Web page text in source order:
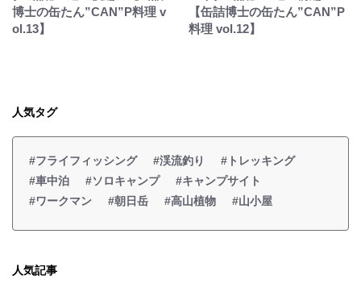
博士の缶たん”CAN”P料理 v
ol.13】
【缶詰博士の缶たん”CAN”P
料理 vol.12】
人気タグ
#フライフィッシング #渓流釣り
#トレッキング
#車中泊
#ソロキャンプ
#キャンプサイト
#ワークマン
#朝日岳 #高山植物 #山小屋
人気記事